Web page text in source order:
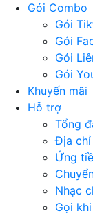
Gói Combo
Gói
Gói
Gói
Gói
Khuyến mãi
Hỗ trợ
Tổng
Địa chỉ
Ứng
Nhạc
Gọi